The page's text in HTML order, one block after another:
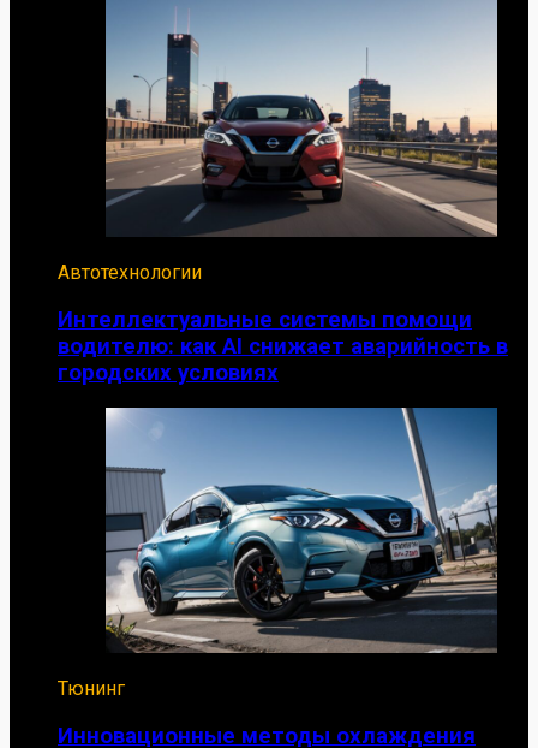
Автотехнологии
Интеллектуальные системы помощи
водителю: как AI снижает аварийность в
городских условиях
Тюнинг
Инновационные методы охлаждения